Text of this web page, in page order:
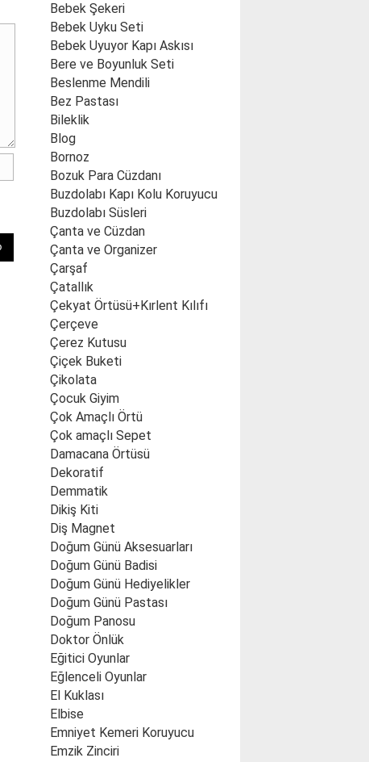
Bebek Şekeri
Bebek Uyku Seti
Bebek Uyuyor Kapı Askısı
Bere ve Boyunluk Seti
Beslenme Mendili
Bez Pastası
Bileklik
Blog
Bornoz
Bozuk Para Cüzdanı
Buzdolabı Kapı Kolu Koruyucu
Buzdolabı Süsleri
Çanta ve Cüzdan
Çanta ve Organizer
Çarşaf
Çatallık
Çekyat Örtüsü+Kırlent Kılıfı
Çerçeve
Çerez Kutusu
Çiçek Buketi
Çikolata
Çocuk Giyim
Çok Amaçlı Örtü
Çok amaçlı Sepet
Damacana Örtüsü
Dekoratif
Demmatik
Dikiş Kiti
Diş Magnet
Doğum Günü Aksesuarları
Doğum Günü Badisi
Doğum Günü Hediyelikler
Doğum Günü Pastası
Doğum Panosu
Doktor Önlük
Eğitici Oyunlar
Eğlenceli Oyunlar
El Kuklası
Elbise
Emniyet Kemeri Koruyucu
Emzik Zinciri